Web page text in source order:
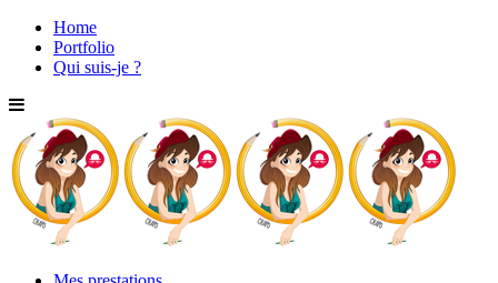
Home
Portfolio
Qui suis-je ?